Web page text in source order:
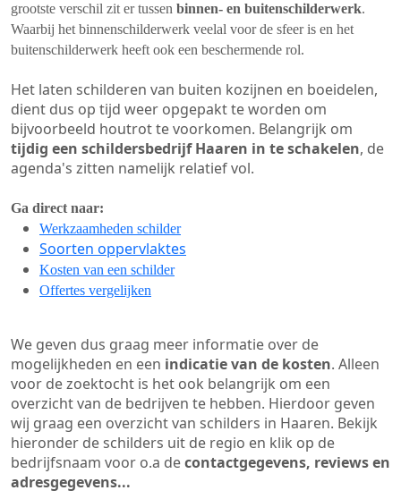
grootste verschil zit er tussen binnen- en buitenschilderwerk.
Waarbij het binnenschilderwerk veelal voor de sfeer is en het
buitenschilderwerk heeft ook een beschermende rol.
Het laten schilderen van buiten kozijnen en boeidelen,
dient dus op tijd weer opgepakt te worden om
bijvoorbeeld houtrot te voorkomen. Belangrijk om
tijdig een schildersbedrijf Haaren in te schakelen, de
agenda's zitten namelijk relatief vol.
Ga direct naar:
Werkzaamheden schilder
Soorten oppervlaktes
Kosten van een schilder
Offertes vergelijken
We geven dus graag meer informatie over de
mogelijkheden en een indicatie van de kosten. Alleen
voor de zoektocht is het ook belangrijk om een
overzicht van de bedrijven te hebben. Hierdoor geven
wij graag een overzicht van schilders in Haaren. Bekijk
hieronder de schilders uit de regio en klik op de
bedrijfsnaam voor o.a decontactgegevens, reviews en
adresgegevens...